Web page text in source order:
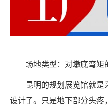
场地类型：对墩底弯矩
昆明的规划展览馆就是
设计了。只是地下部分头疼